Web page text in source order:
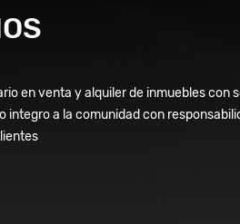
en venta y alquiler de inmuebles con
integro a la comunidad con